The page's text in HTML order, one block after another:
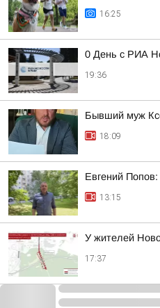
16:25
0 День с РИА
19:36
Бывший муж
18:09
Евгений
13:15
У жителей
17:37